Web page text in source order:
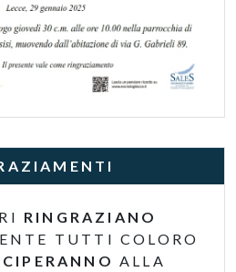
RINGRAZIANO
TUTTI COLORO
ALLA